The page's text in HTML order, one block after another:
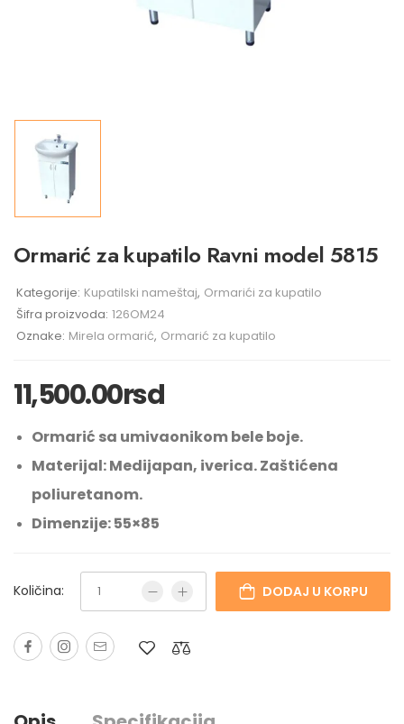
Ormarić za kupatilo Ravni model 5815
Kategorije: Kupatilski nameštaj, Ormarići za kupatilo
Šifra proizvoda: 126OM24
Oznake: Mirela ormarić, Ormarić za kupatilo
11,500.00rsd
Ormarić sa umivaonikom bele boje.
Materijal: Medijapan, iverica. Zaštićena
poliuretanom.
Dimenzije: 55×85
Količina: DODAJ U KORPU